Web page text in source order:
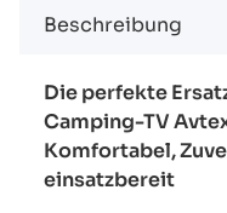
Beschreibung
Die perfekte
Camping-TV
Komfortabel,
einsatzbereit